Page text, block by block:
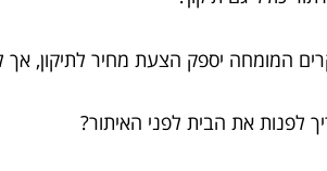
המומחה יספק הצעת מחיר לתיקון,
לפנות את הבית לפני האיתור?